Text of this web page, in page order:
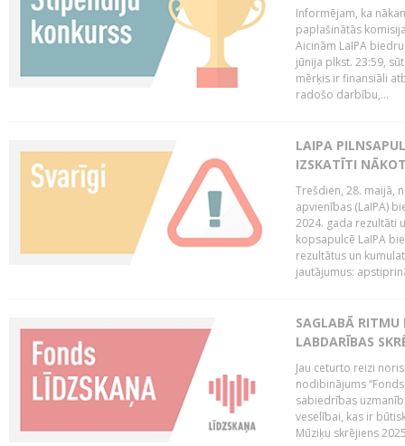
Informējam, ka
paplašinātās
Aicinām LaIPA
jūnija plkst. 23:59,
mērķis ir finansiāli
radošo darbību,...
LAIPA
IZSKATĪTI
Trešdien, 28. maijā,
apvienības (LaIPA)
2024. gada rezultāti
kopsapulcē LaIPA
rezultātus un
jautājumus:
SAGLABĀ RITMU
LABDARĪBAS
Jau ceturto reizi
nodibinājums
sabiedrības
veselībai, kas ir
Mūziķu skrējiens